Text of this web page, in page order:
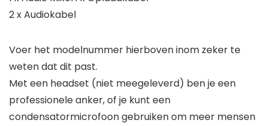
2 x Audiokabel
Voer het modelnummer hierboven inom zeker te
weten dat dit past.
Met een headset (niet meegeleverd) ben je een
professionele anker, of je kunt een
condensatormicrofoon gebruiken om meer mensen